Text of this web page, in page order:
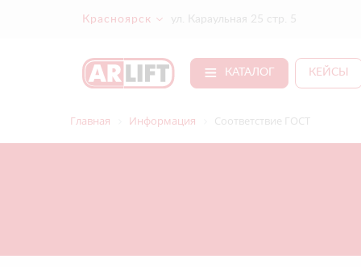
Красноярск ул. Караульная 25 стр. 5
КАТАЛОГ КЕЙСЫ
Главная Информация Соответствие ГОСТ